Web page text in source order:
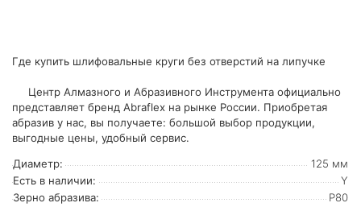
Где купить шлифовальные круги без отверстий на липучке
Центр Алмазного и Абразивного Инструмента официально
представляет бренд Abraflex на рынке России. Приобретая
абразив у нас, вы получаете: большой выбор продукции,
выгодные цены, удобный сервис.
Диаметр:
125 мм
Есть в наличии:
Y
Зерно абразива:
Р80